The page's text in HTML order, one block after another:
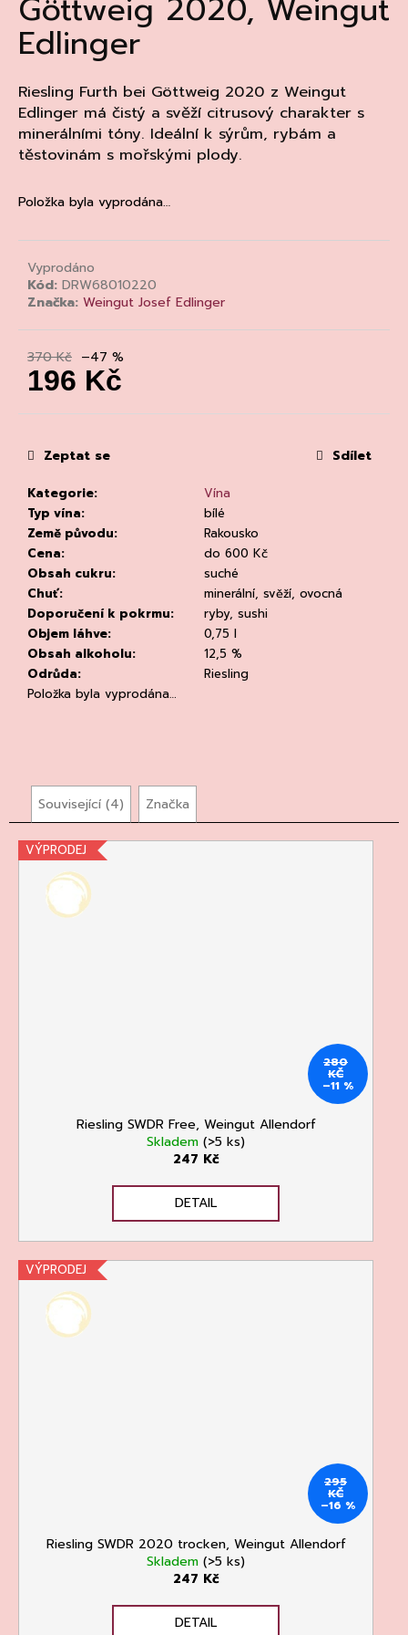
Göttweig 2020, Weingut
Edlinger
Riesling Furth bei Göttweig 2020 z Weingut
Edlinger má čistý a svěží citrusový charakter s
minerálními tóny. Ideální k sýrům, rybám a
těstovinám s mořskými plody.
Položka byla vyprodána…
Vyprodáno
Kód: DRW68010220
Značka: Weingut Josef Edlinger
370 Kč –47 %
196 Kč
cena:
Kategorie:
Vína
Typ vína:
bílé
Země původu:
Rakousko
Cena:
do 600 Kč
Obsah cukru:
suché
Chuť:
minerální, svěží, ovocná
Doporučení k pokrmu:
ryby, sushi
Objem láhve:
0,75 l
Obsah alkoholu:
12,5 %
Odrůda:
Riesling
Položka byla vyprodána…
Zeptat se Sdílet
Související (4) Značka
VÝPRODEJ
280
KČ
–11 %
Riesling SWDR Free, Weingut Allendorf
Skladem (>5 ks)
247 Kč
DETAIL
VÝPRODEJ
295
KČ
–16 %
Riesling SWDR 2020 trocken, Weingut Allendorf
Skladem (>5 ks)
247 Kč
DETAIL
a
j
t
?
HLEDAT
D
o
p
o
č
m
e
CHLADÍCÍ
TAŠKA
NA
VÍNO
Kč
Původně:
135
Kč